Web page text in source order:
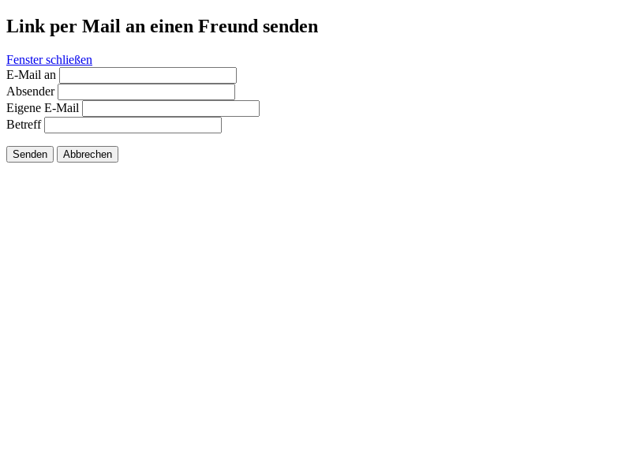
Link per Mail an einen Freund senden
Fenster schließen
E-Mail an
Absender
Eigene E-Mail
Betreff
Senden Abbrechen